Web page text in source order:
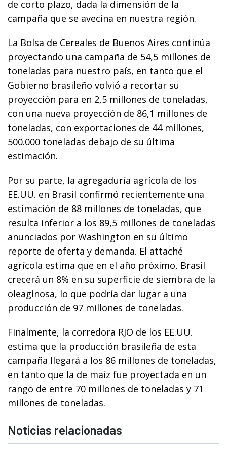
de corto plazo, dada la dimensión de la
campaña que se avecina en nuestra región.
La Bolsa de Cereales de Buenos Aires continúa
proyectando una campaña de 54,5 millones de
toneladas para nuestro país, en tanto que el
Gobierno brasileño volvió a recortar su
proyección para en 2,5 millones de toneladas,
con una nueva proyección de 86,1 millones de
toneladas, con exportaciones de 44 millones,
500.000 toneladas debajo de su última
estimación.
Por su parte, la agregaduría agrícola de los
EE.UU. en Brasil confirmó recientemente una
estimación de 88 millones de toneladas, que
resulta inferior a los 89,5 millones de toneladas
anunciados por Washington en su último
reporte de oferta y demanda. El attaché
agrícola estima que en el año próximo, Brasil
crecerá un 8% en su superficie de siembra de la
oleaginosa, lo que podría dar lugar a una
producción de 97 millones de toneladas.
Finalmente, la corredora RJO de los EE.UU.
estima que la producción brasileña de esta
campaña llegará a los 86 millones de toneladas,
en tanto que la de maíz fue proyectada en un
rango de entre 70 millones de toneladas y 71
millones de toneladas.
Noticias relacionadas